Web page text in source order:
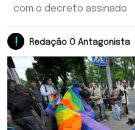
com o decreto assinado
Redação O Antagonista